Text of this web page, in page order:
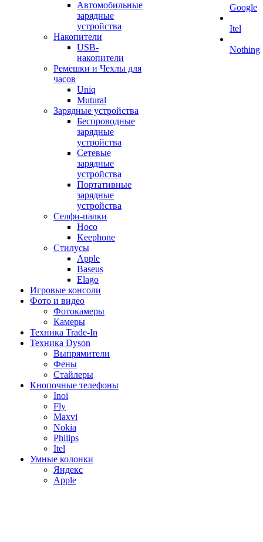
Автомобильные
зарядные
устройства
Накопители
USB-
накопители
Ремешки и Чехлы для
часов
Uniq
Mutural
Зарядные устройства
Беспроводные
зарядные
устройства
Сетевые
зарядные
устройства
Портативные
зарядные
устройства
Селфи-палки
Hoco
Keephone
Стилусы
Apple
Baseus
Elago
Игровые консоли
Фото и видео
Фотокамеры
Камеры
Техника Trade-In
Техника Dyson
Выпрямители
Фены
Стайлеры
Кнопочные телефоны
Inoi
Fly
Maxvi
Nokia
Philips
Itel
Умные колонки
Яндекс
Apple
Google
Itel
Nothing